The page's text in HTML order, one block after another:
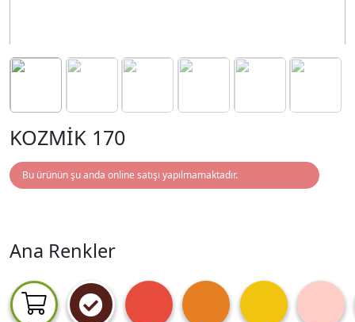
KOZMİK 170
Bu ürünün şu anda online satışı yapılmamaktadır.
Ana Renkler